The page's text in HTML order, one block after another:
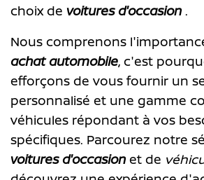
choix de voitures d'occasion .
Nous comprenons
achat automobile, c'est
efforçons de vous fournir un
personnalisé et une gamme
véhicules répondant à vos
spécifiques. Parcourez notre
voitures d'occasion et de